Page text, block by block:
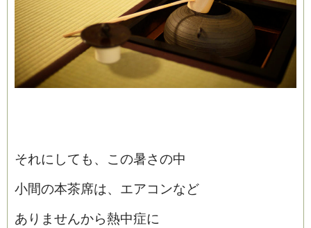
それにしても、この暑さの中
小間の本茶席は、エアコンなど
ありませんから熱中症に